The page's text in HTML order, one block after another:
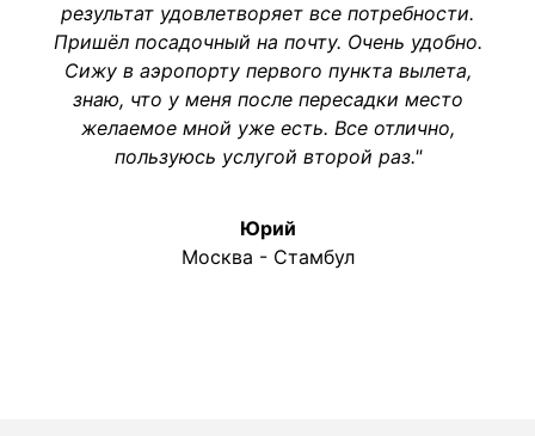
результат удовлетворяет все потребности.
Пришёл посадочный на почту. Очень удобно.
Сижу в аэропорту первого пункта вылета,
знаю, что у меня после пересадки место
желаемое мной уже есть. Все отлично,
пользуюсь услугой второй раз."
Юрий
Москва - Стамбул